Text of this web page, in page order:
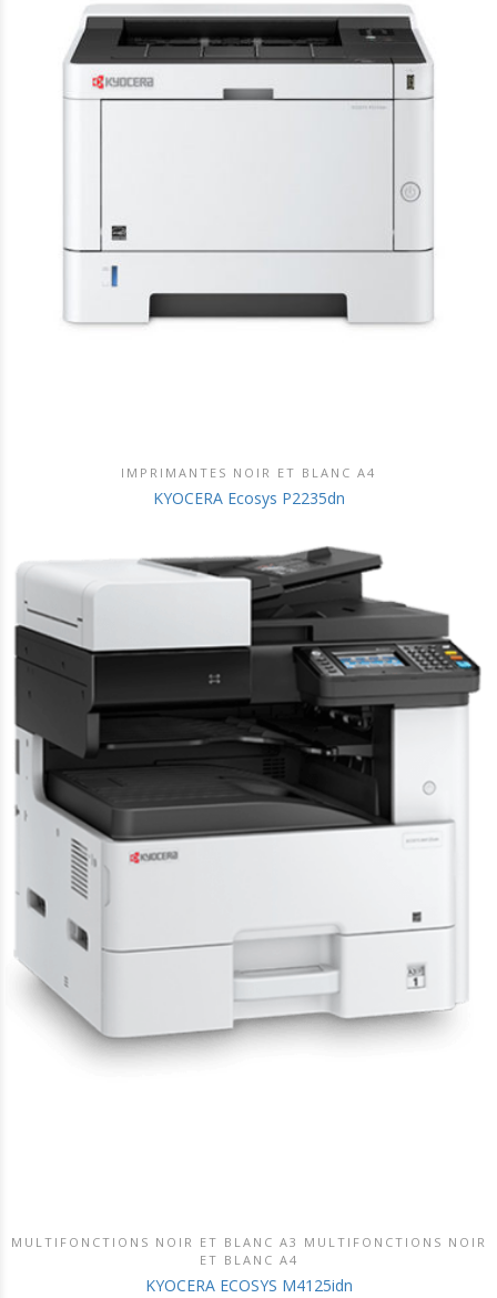
DÉCOUVRIR CE PRODUIT
IMPRIMANTES NOIR ET BLANC A4
KYOCERA Ecosys P2235dn
DÉCOUVRIR CE PRODUIT
MULTIFONCTIONS NOIR ET BLANC A3 MULTIFONCTIONS NOIR
ET BLANC A4
KYOCERA ECOSYS M4125idn